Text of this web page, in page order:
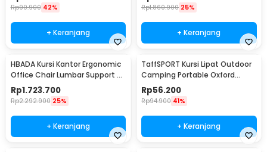
A148
Rp90.900 42%
+ Keranjang
Rp1.860.900 25%
+ Keranjang
HBADA Kursi Kantor Ergonomic
Office Chair Lumbar Support -
HDNY164WM
Rp1.723.700
Rp2.292.900 25%
+ Keranjang
TaffSPORT Kursi Lipat Outdoor
Camping Portable Oxford
Folding Chair - DFC001
Rp56.200
Rp94.900 41%
+ Keranjang